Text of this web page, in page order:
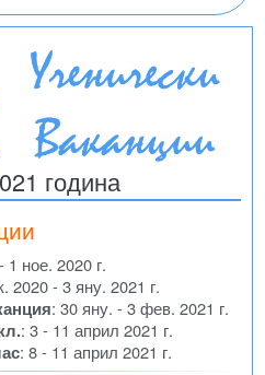
година
1 ное. 2020 г.
2020 - 3 яну. 2021 г.
: 30 яну. - 3 фев. 2021 г.
: 3 - 11 април 2021 г.
: 8 - 11 април 2021 г.